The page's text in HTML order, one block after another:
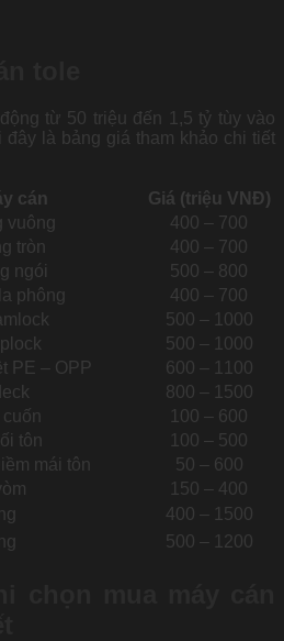
từ 50 triệu đến 1,5 tỷ tùy vào
là bảng giá tham khảo chi tiết
cán
Giá (triệu VNĐ)
vuông
400 – 700
tròn
400 – 700
ngói
500 – 800
phông
400 – 700
500 – 1000
500 – 1000
PE – OPP
600 – 1100
800 – 1500
cuốn
100 – 600
tôn
100 – 500
mái tôn
50 – 600
150 – 400
400 – 1500
500 – 1200